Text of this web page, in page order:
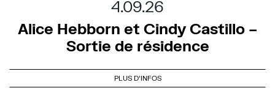
4.09.26
Alice Hebborn et Cindy Castillo –
Sortie de résidence
PLUS D'INFOS